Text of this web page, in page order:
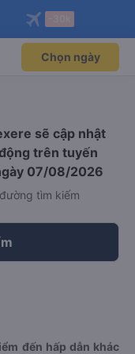
Mở app
qua
Mở app
Chọn ngày
sẽ cập nhật
trên tuyến
07/08/2026
tìm kiếm
đến hấp dẫn khác